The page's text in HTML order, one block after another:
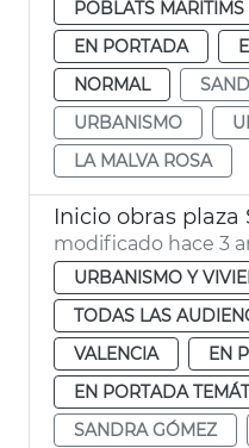
POBLATS MARITIMS
EN PORTADA
NORMAL
URBANISMO
LA MALVA ROSA
Inicio obras plaza
modificado hace 3
URBANISMO Y
TODAS LAS
VALENCIA
EN
EN PORTADA
SANDRA GÓMEZ